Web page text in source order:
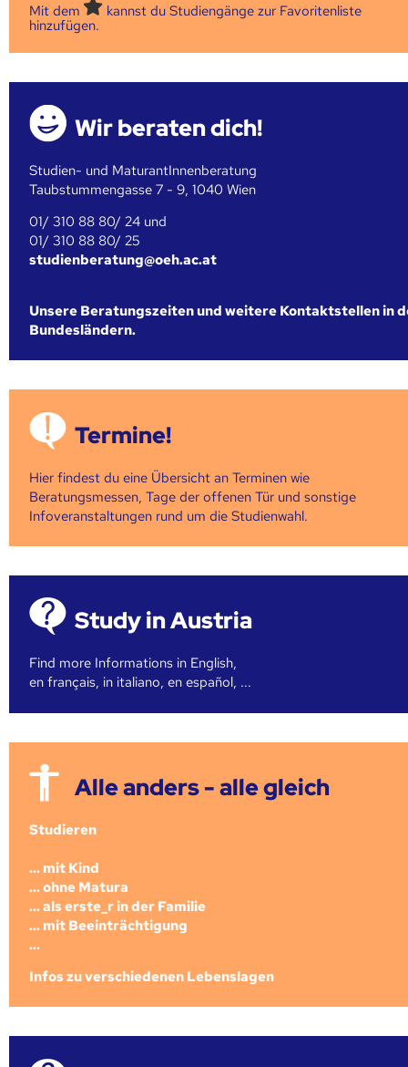
Mit dem
kannst du Studiengänge zur Favoritenliste
hinzufügen.
Wir beraten dich!
Studien- und MaturantInnenberatung
Taubstummengasse 7 - 9, 1040 Wien
01/ 310 88 80/ 24 und
01/ 310 88 80/ 25
studienberatung@oeh.ac.at
Unsere Beratungszeiten und weitere Kontaktstellen in
Bundesländern.
Termine!
Hier findest du eine Übersicht an Terminen wie
Beratungsmessen, Tage der offenen Tür und sonstige
Infoveranstaltungen rund um die Studienwahl.
Study in Austria
Find more Informations in English,
en français, in italiano, en español, ...
Alle anders - alle gleich
Studieren
... mit Kind
... ohne Matura
... als erste_r in der Familie
... mit Beeinträchtigung
...
Infos zu verschiedenen Lebenslagen